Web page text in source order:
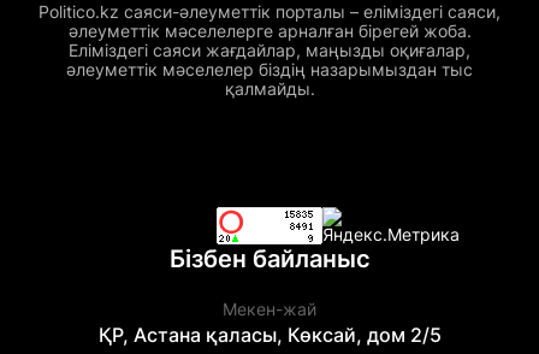
Politico.kz саяси-әлеуметтік порталы – еліміздегі саяси,
әлеуметтік мәселелерге арналған бірегей жоба.
Еліміздегі саяси жағдайлар, маңызды оқиғалар,
әлеуметтік мәселелер біздің назарымыздан тыс
қалмайды.
Бізбен байланыс
Мекен-жай
ҚР, Астана қаласы, Көксай, дом 2/5